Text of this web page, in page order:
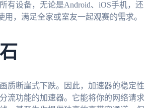
有设备，无论是Android、iOS手机，还
用，满足全家或室友一起观赛的需求。
质断崖式下跌。因此，加速器的稳定性
流功能的加速器。它能将你的网络请求